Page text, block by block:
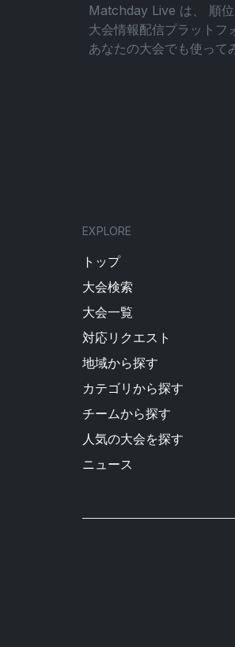
Matchday Live は、 順
大会情報配信プラットフ
あなたの大会でも使って
EXPLORE
トップ
大会検索
大会一覧
対応リクエスト
地域から探す
カテゴリから探す
チームから探す
人気の大会を探す
ニュース